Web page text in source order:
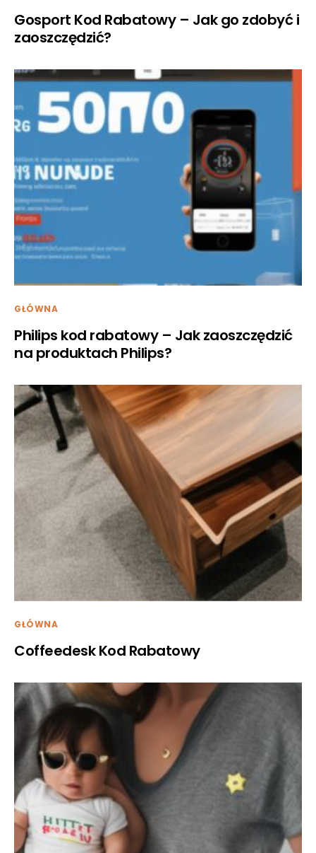
Gosport Kod Rabatowy – Jak go zdobyć i
zaoszczędzić?
GŁÓWNA
Philips kod rabatowy – Jak zaoszczędzić
na produktach Philips?
GŁÓWNA
Coffeedesk Kod Rabatowy